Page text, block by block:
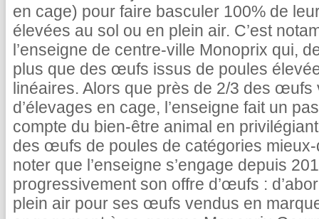
en cage) pour faire basculer 100% de
élevées au sol ou en plein air. C’est
l’enseigne de centre-ville Monoprix qui,
plus que des œufs issus de poules
linéaires. Alors que près de 2/3 des
d’élevages en cage, l’enseigne fait un
compte du bien-être animal en
des œufs de poules de catégories
noter que l’enseigne s’engage depuis
progressivement son offre d’œufs :
plein air pour ses œufs vendus en